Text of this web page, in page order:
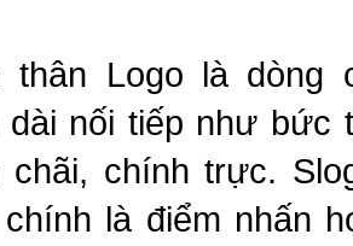
thân Logo là dòng
dài nối tiếp như
chãi, chính trực.
là điểm nhấn